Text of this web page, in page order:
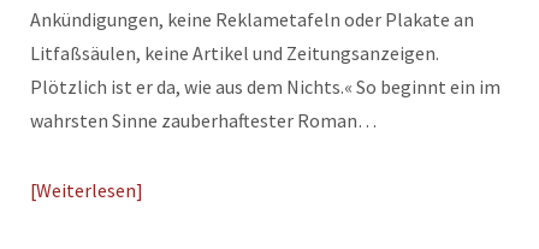
Ankündigungen, keine Reklametafeln oder Plakate an
Litfaßsäulen, keine Artikel und Zeitungsanzeigen.
Plötzlich ist er da, wie aus dem Nichts.« So beginnt ein im
wahrsten Sinne zauberhaftester Roman…
Weiterlesen